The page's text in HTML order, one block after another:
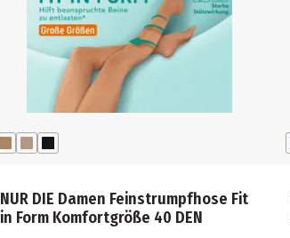
NUR DIE Damen Feinstrumpfhose Fit
in Form Komfortgröße 40 DEN